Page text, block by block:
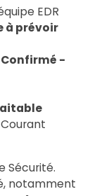
EDR
à prévoir
-
Sécurité.
notamment